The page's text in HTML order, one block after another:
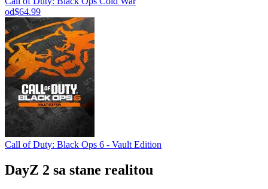
od$64.99
Call of Duty: Black Ops 6 - Vault Edition
DayZ 2 sa stane realitou